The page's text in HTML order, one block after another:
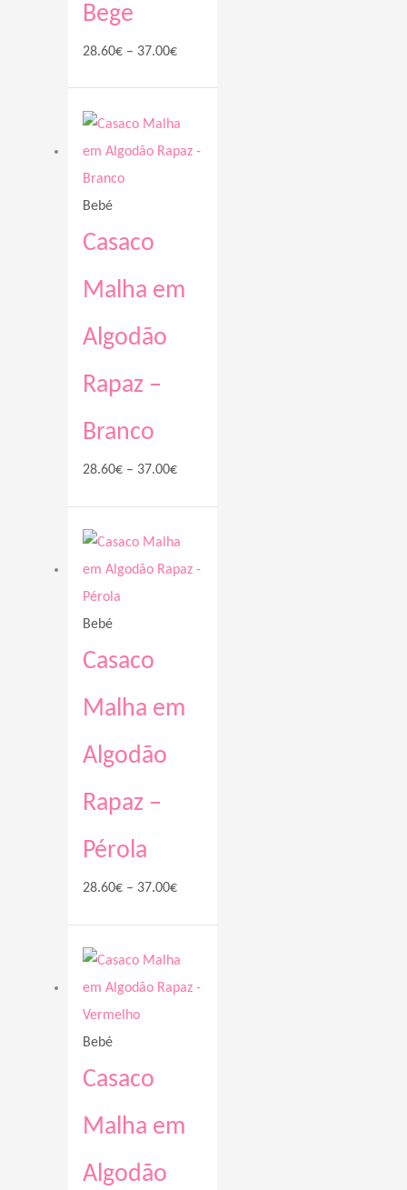
Bege
28.60€ – 37.00€
Bebé
Casaco
Malha em
Algodão
Rapaz –
Branco
28.60€ – 37.00€
range:
28.60€
Bebé
Casaco
Malha em
Algodão
Rapaz –
Pérola
28.60€ – 37.00€
range:
28.60€
Bebé
Casaco
Malha em
Algodão
range:
28.60€